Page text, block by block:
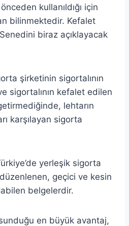
kullanıldığı için
bilinmektedir. Kefalet
biraz açıklayacak
şirketinin sigortalının
sigortalının kefalet edilen
lehtarın
karşılayan sigorta
yerleşik sigorta
geçici ve kesin
belgelerdir.
en büyük avantaj,